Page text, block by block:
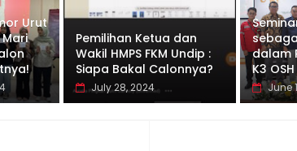
Urut
Mari
Pemilihan Ketua dan
Wakil HMPS FKM Undip :
Siapa Bakal Calonnya?
July 28, 2024
dalam
K3
June